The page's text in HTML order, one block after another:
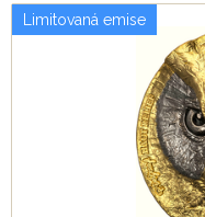
Limitovaná emise